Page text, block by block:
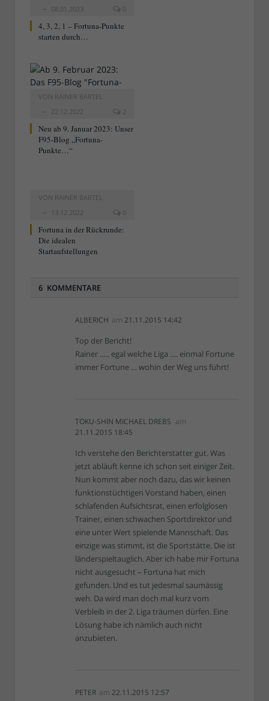
08.01.2023
0
4, 3, 2, 1 – Fortuna-Punkte
starten durch…
VON RAINER BARTEL
22.12.2022
2
Neu ab 9. Januar 2023: Unser
F95-Blog „Fortuna-
Punkte…“
VON RAINER BARTEL
13.12.2022
0
Fortuna in der Rückrunde:
Die idealen
Startaufstellungen
6 KOMMENTARE
ALBERICH am 21.11.2015 14:42
Top der Bericht!
Rainer ….. egal welche Liga …. einmal Fortune
immer Fortune … wohin der Weg uns führt!
TOKU-SHIN MICHAEL DREBS am
21.11.2015 18:45
Ich verstehe den Berichterstatter gut. Was
jetzt abläuft kenne ich schon seit einiger Zeit.
Nun kommt aber noch dazu, das wir keinen
funktionstüchtigen Vorstand haben, einen
schlafenden Aufsichtsrat, einen erfolglosen
Trainer, einen schwachen Sportdirektor und
eine unter Wert spielende Mannschaft. Das
einzige was stimmt, ist die Sportstätte. Die ist
länderspieltauglich. Aber ich habe mir Fortuna
nicht ausgesucht – Fortuna hat mich
gefunden. Und es tut jedesmal saumässig
weh. Da wird man doch mal kurz vom
Verbleib in der 2. Liga träumen dürfen. Eine
Lösung habe ich nämlich auch nicht
anzubieten.
PETER am 22.11.2015 12:57